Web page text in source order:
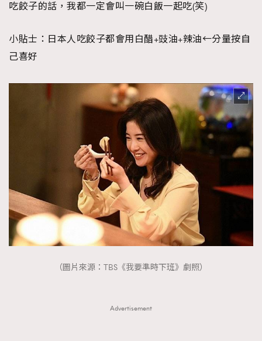
吃餃子的話，我都一定會叫一碗白飯一起吃(笑)
小貼士：日本人吃餃子都會用白醋+豉油+辣油←分量按自
己喜好
（圖片來源：TBS《我要準時下班》劇照）
Advertisement